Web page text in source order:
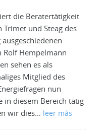
die Beratertätigkeit
und Steag des
Rolf Hempelmann
sehen es als
Mitglied des
nun
in diesem Bereich tätig
wir dies… leer más